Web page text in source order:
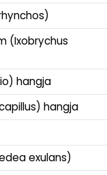
(Ixobrychus
hangja
hangja
exulans)